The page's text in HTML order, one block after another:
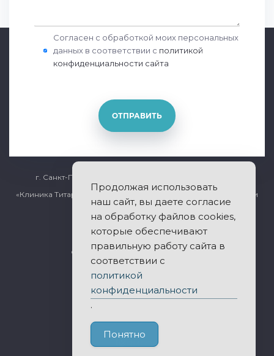
Согласен с обработкой моих персональных
данных в соответствии с политикой
конфиденциальности сайта
ОТПРАВИТЬ
г. Санкт-Петербург, Общественный переулок дом 5
«Клиника Титарчука» - лечение заболеваний позвоночника и
суставов.
© 2011-2026 Все права защищены.
Публичная оферта
Политика конфиденциальности
Продолжая использовать
наш сайт, вы даете согласие
на обработку файлов cookies,
которые обеспечивают
правильную работу сайта в
соответствии с
политикой
конфиденциальности
.
Понятно